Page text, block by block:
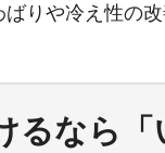
りや冷え性の
るなら